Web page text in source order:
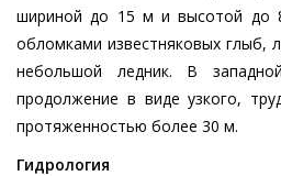
шириной до 15 м и высотой до
обломками известняковых глыб,
небольшой ледник. В
продолжение в виде узкого,
протяженностью более 30 м.
Гидрология